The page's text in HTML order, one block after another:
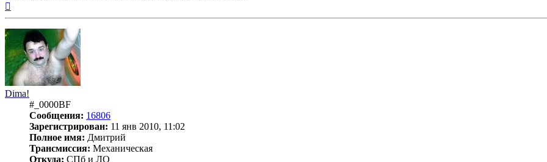
Dima!
#_0000BF
Сообщения: 16806
Зарегистрирован: 11 янв 2010, 11:02
Полное имя: Дмитрий
Трансмиссия: Механическая
Откуда: СПб и ЛО